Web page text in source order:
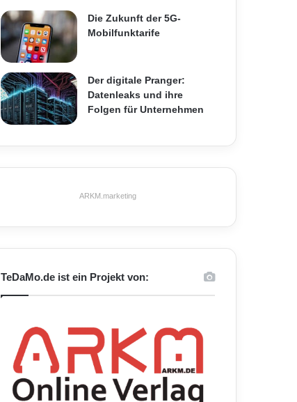
Die Zukunft der 5G-
Mobilfunktarife
Der digitale Pranger:
Datenleaks und ihre
Folgen für Unternehmen
ARKM.marketing
TeDaMo.de ist ein Projekt von: